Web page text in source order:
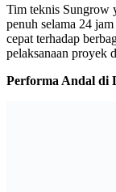
Tim teknis Sungrow
penuh selama 24
cepat terhadap
pelaksanaan proyek
Performa Andal di